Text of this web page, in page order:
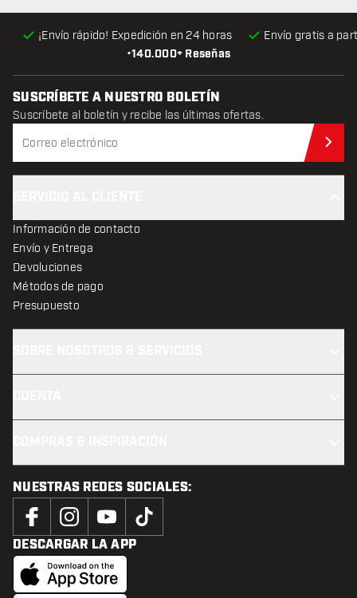
•140.000+ Reseñas
¡Envío rápido! Expedición en 24 horas Envío gratis a
SUSCRÍBETE A NUESTRO BOLETÍN
Suscríbete al boletín y recibe las últimas ofertas.
Información de contacto
Envío y Entrega
Devoluciones
Métodos de pago
Presupuesto
NUESTRAS REDES SOCIALES:
DESCARGAR LA APP